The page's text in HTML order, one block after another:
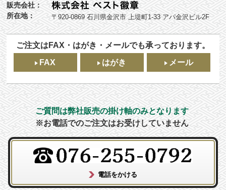
販売会社：
所在地：
〒920-0869 石川県金沢市 上堤町1-33 アパ金沢ビル2F
ご注文はFAX・はがき・メールでも承っております。
FAX
はがき メール
ご質問は弊社販売の掛け軸のみとなります
※お電話でのご注文はお受けしていません